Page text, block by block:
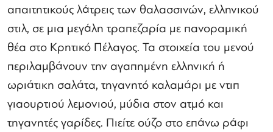
απαιτητικούς λάτρεις των θαλασσινών, ελληνικού
στιλ, σε μια μεγάλη τραπεζαρία με πανοραμική
θέα στο Κρητικό Πέλαγος. Τα στοιχεία του μενού
περιλαμβάνουν την αγαπημένη ελληνική ή
ωριάτικη σαλάτα, τηγανητό καλαμάρι με ντιπ
γιαουρτιού λεμονιού, μύδια στον ατμό και
τηγανητές γαρίδες. Πιείτε ούζο στο επάνω ράφι